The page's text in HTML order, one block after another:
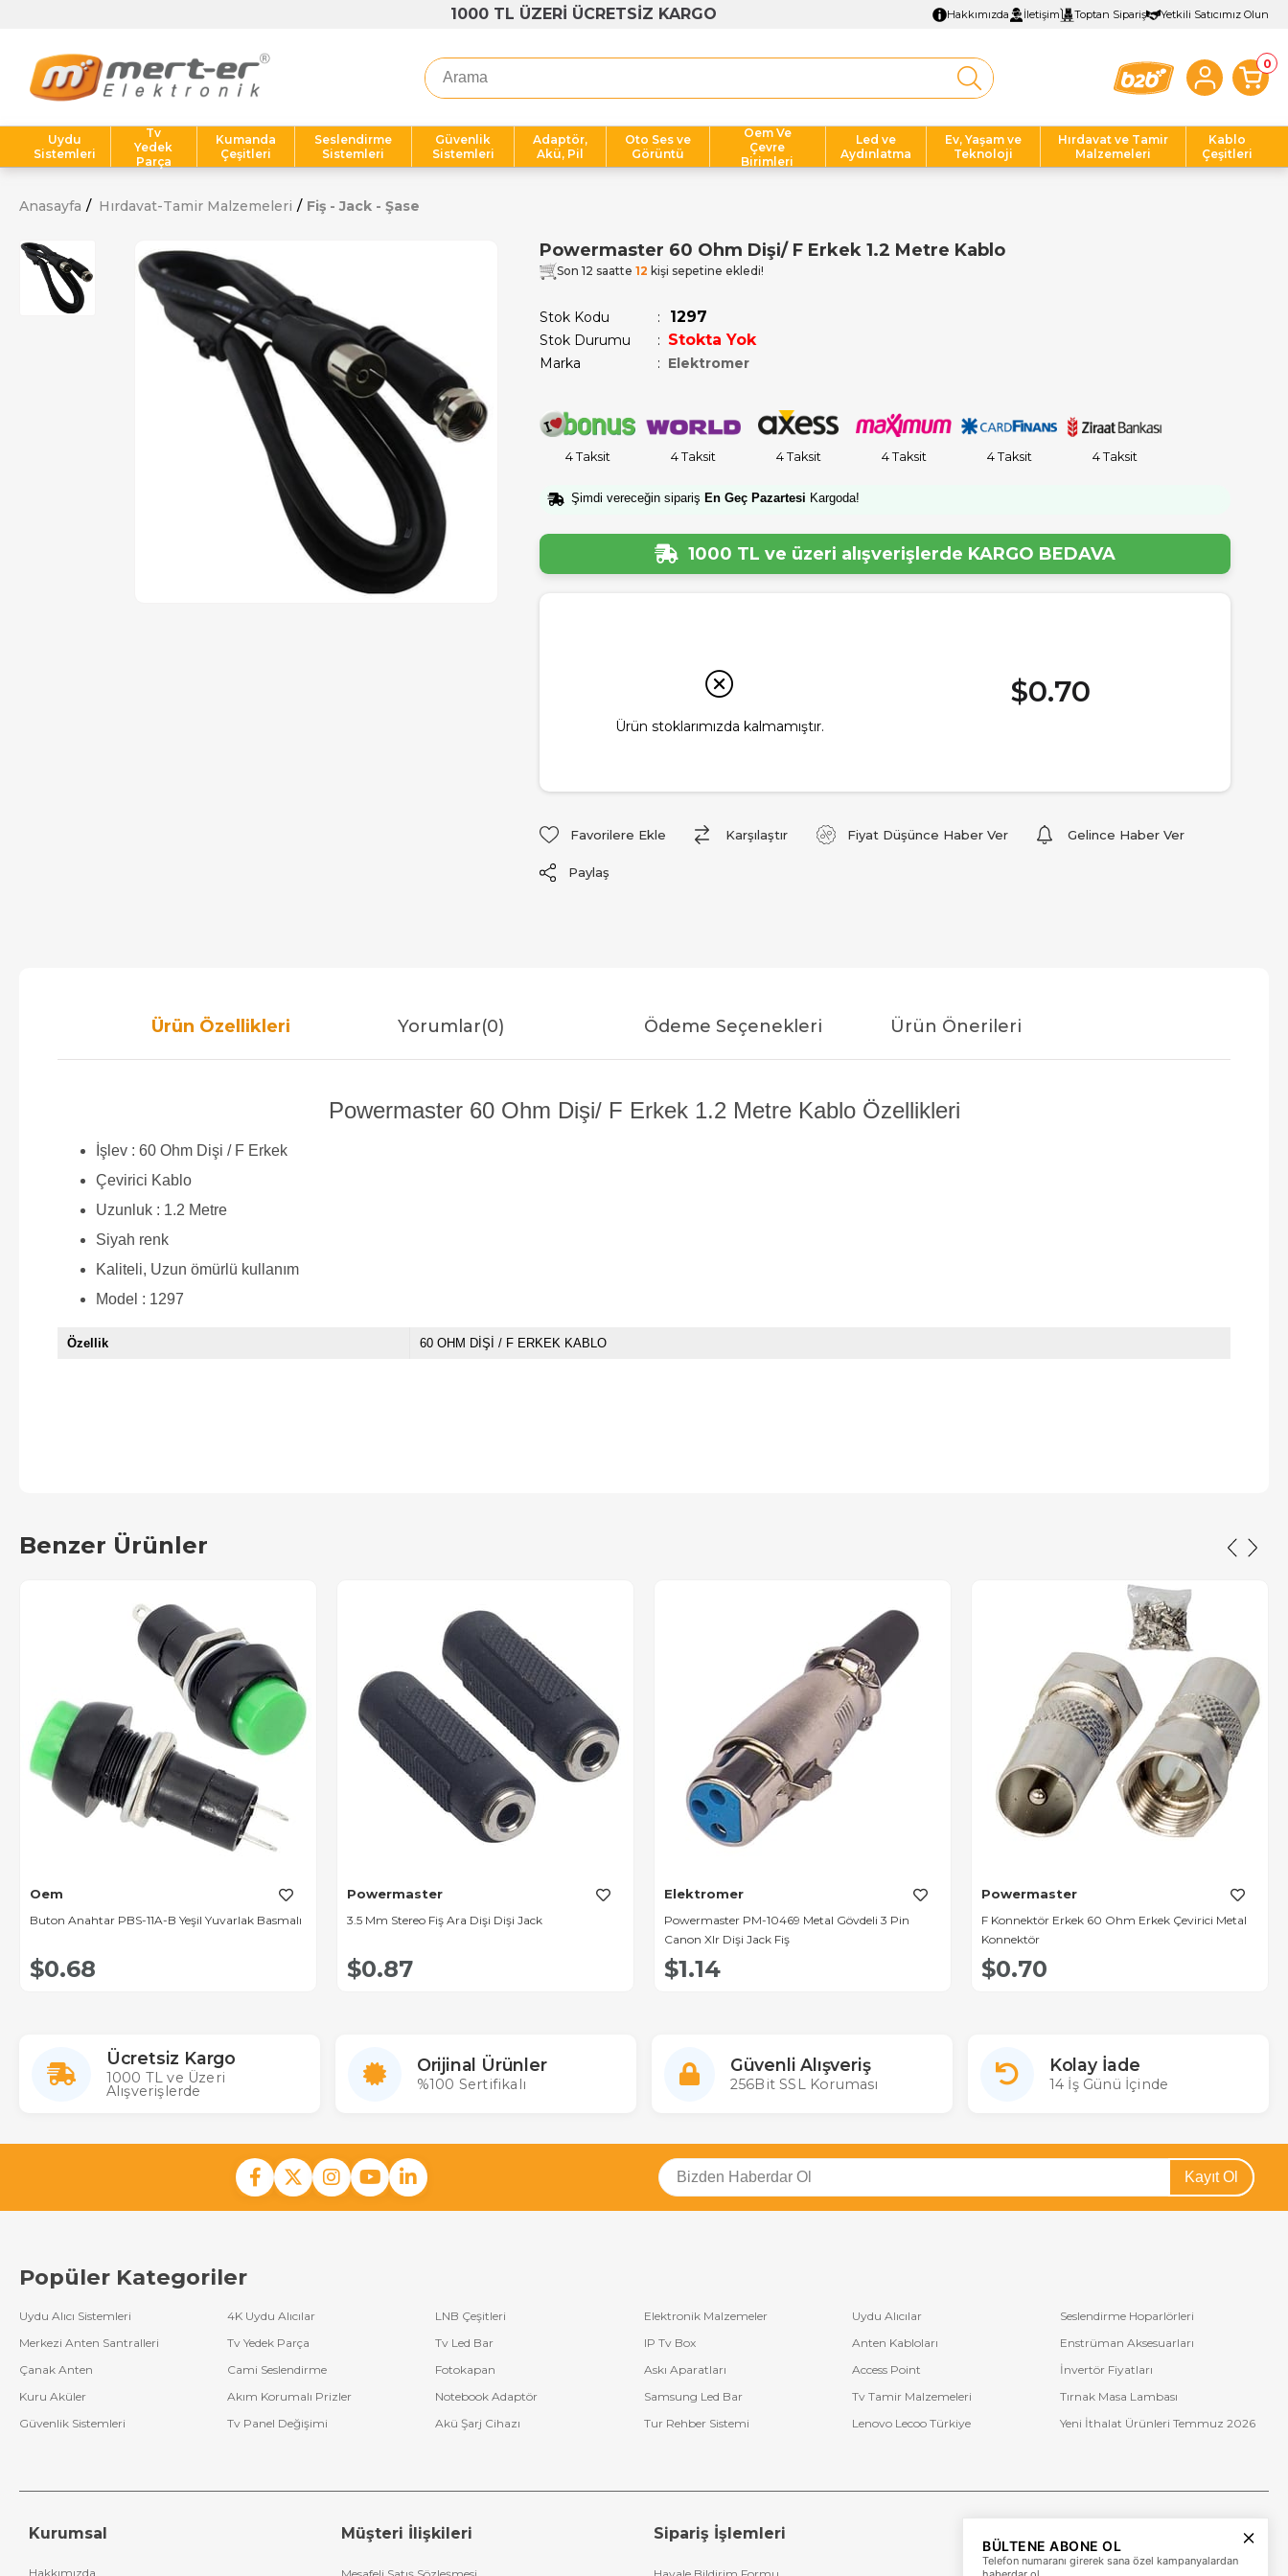
1000 TL ÜZERİ ÜCRETSİZ KARGO Hakkımızda İletişim Toptan Sipariş Yetkili Satıcımız Olun
0
Uydu
Sistemleri
Tv
Yedek
Parça
Kumanda
Çeşitleri
Seslendirme
Sistemleri
Güvenlik
Sistemleri
Adaptör,
Akü, Pil
Oto Ses ve
Görüntü
Oem Ve
Çevre
Birimleri
Led ve
Aydınlatma
Ev, Yaşam ve
Teknoloji
Hırdavat ve Tamir
Malzemeleri
Kablo
Çeşitleri
Anasayfa Hırdavat-Tamir Malzemeleri Fiş - Jack - Şase
Powermaster 60 Ohm Dişi/ F Erkek 1.2 Metre Kablo
Son 12 saatte 12 kişi sepetine ekledi!
Stok Kodu 1297
Stok Durumu : Stokta Yok
Marka : Elektromer
4 Taksit 4 Taksit 4 Taksit 4 Taksit 4 Taksit 4 Taksit
Şimdi vereceğin sipariş En Geç Pazartesi Kargoda!
1000 TL ve üzeri alışverişlerde KARGO BEDAVA
Ürün stoklarımızda kalmamıştır.
$0.70
Favorilere Ekle Karşılaştır Fiyat Düşünce Haber Ver Gelince Haber Ver
Paylaş
Ürün Özellikleri Yorumlar(0) Ödeme Seçenekleri Ürün Önerileri
Powermaster 60 Ohm Dişi/ F Erkek 1.2 Metre Kablo Özellikleri
İşlev : 60 Ohm Dişi / F Erkek
Çevirici Kablo
Uzunluk : 1.2 Metre
Siyah renk
Kaliteli, Uzun ömürlü kullanım
Model : 1297
Özellik 60 OHM DİŞİ / F ERKEK KABLO
Benzer Ürünler
Oem
Buton Anahtar PBS-11A-B Yeşil Yuvarlak Basmalı
$0.68
Powermaster
3.5 Mm Stereo Fiş Ara Dişi Dişi Jack
$0.87
Elektromer
Powermaster PM-10469 Metal Gövdeli 3 Pin
Canon Xlr Dişi Jack Fiş
$1.14
Powermaster
F Konnektör Erkek 60 Ohm Erkek Çevirici Metal
Konnektör
$0.70
Ücretsiz Kargo
1000 TL ve Üzeri
Alışverişlerde
Orijinal Ürünler
%100 Sertifikalı
Güvenli Alışveriş
256Bit SSL Koruması
Kolay İade
14 İş Günü İçinde
Kayıt Ol
Popüler Kategoriler
Uydu Alıcı Sistemleri 4K Uydu Alıcılar LNB Çeşitleri Elektronik Malzemeler Uydu Alıcılar
Seslendirme Hoparlörleri
Merkezi Anten Santralleri
Tv Yedek Parça Tv Led Bar IP Tv Box Anten Kabloları
Enstrüman Aksesuarları
Çanak Anten
Cami Seslendirme Fotokapan Askı Aparatları Access Point
İnvertör Fiyatları
Kuru Aküler
Akım Korumalı Prizler Notebook Adaptör Samsung Led Bar Tv Tamir Malzemeleri
Tırnak Masa Lambası
Güvenlik Sistemleri
Tv Panel Değişimi Akü Şarj Cihazı Tur Rehber Sistemi Lenovo Lecoo Türkiye Yeni İthalat Ürünleri Temmuz 2026
Kurumsal
Hakkımızda
Müşteri İlişkileri Sipariş İşlemleri
+90 (850) 473 08 08
BÜLTENE ABONE OL
Telefon numaranı girerek sana özel kampanyalardan